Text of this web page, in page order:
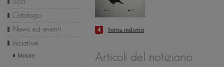
Mostre
Torna indietro